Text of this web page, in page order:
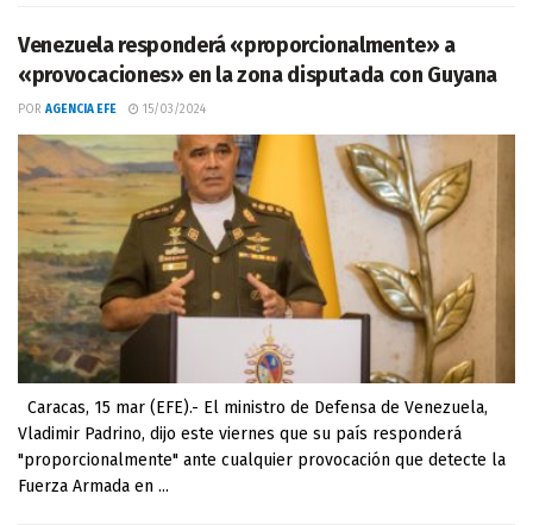
Venezuela responderá «proporcionalmente» a
«provocaciones» en la zona disputada con Guyana
POR AGENCIA EFE 15/03/2024
Caracas, 15 mar (EFE).- El ministro de Defensa de Venezuela,
Vladimir Padrino, dijo este viernes que su país responderá
"proporcionalmente" ante cualquier provocación que detecte la
Fuerza Armada en ...